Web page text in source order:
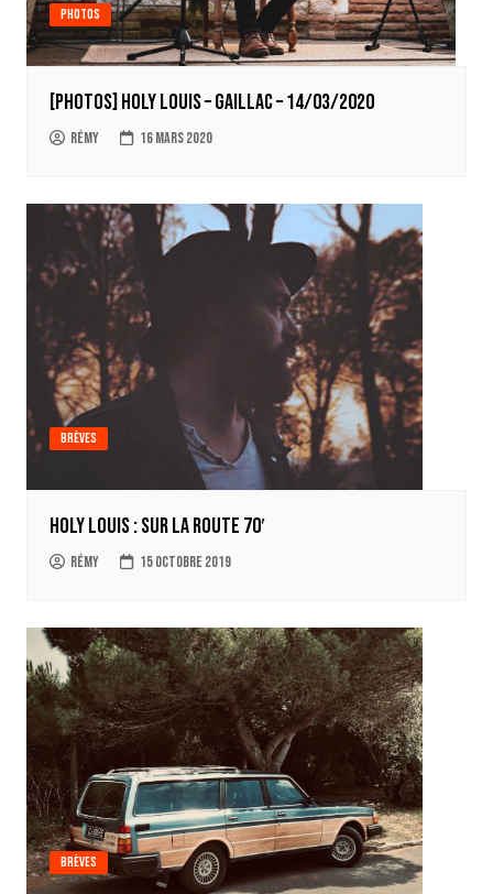
Photos
[Photos] Holy Louis – Gaillac – 14/03/2020
Rémy 16 mars 2020
Brèves
Holy Louis : sur la route 70′
Rémy 15 octobre 2019
Brèves